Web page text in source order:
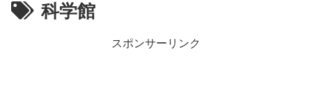
科学館
スポンサーリンク